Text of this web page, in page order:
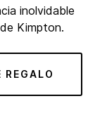
inolvidable
Kimpton.
REGALO